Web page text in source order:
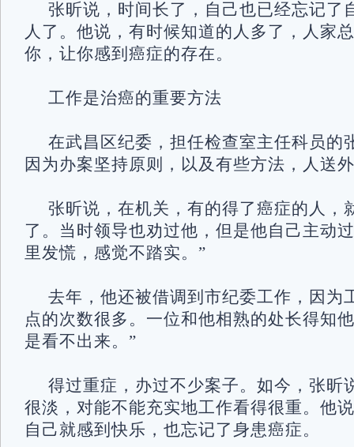
张昕说，时间长了，自己也已经忘记了
人了。他说，有时候知道的人多了，人家
你，让你感到癌症的存在。
工作是治癌的重要方法
在武昌区纪委，担任检查室主任科员的
因为办案坚持原则，以及有些方法，人送
张昕说，在机关，有的得了癌症的人，
了。当时领导也劝过他，但是他自己主动
里发慌，感觉不踏实。”
去年，他还被借调到市纪委工作，因为
点的次数很多。一位和他相熟的处长得知
是看不出来。”
得过重症，办过不少案子。如今，张昕
很淡，对能不能充实地工作看得很重。他
自己就感到快乐，也忘记了身患癌症。